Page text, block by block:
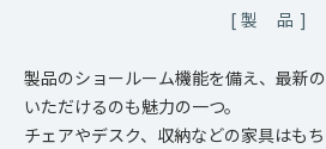
[ 製 品 ]
製品のショールーム機能を備え、最新
いただけるのも魅力の一つ。
チェアやデスク、収納などの家具はも